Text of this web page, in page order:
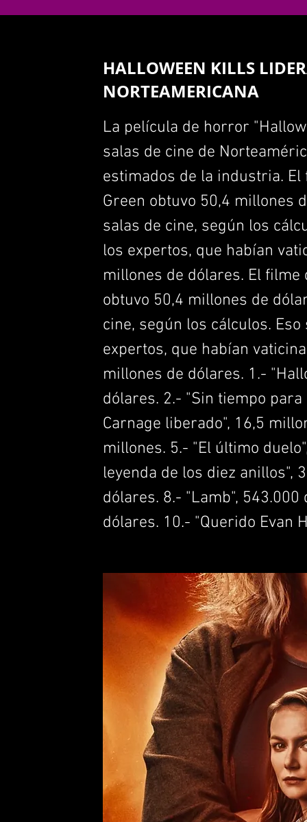
HALLOWEEN KILLS
NORTEAMERICANA
La película de horror
salas de cine de
estimados de la industria.
Green obtuvo 50,4 millones
salas de cine, según los
los expertos, que habían
millones de dólares. El
obtuvo 50,4 millones de
cine, según los cálculos.
expertos, que habían
millones de dólares. 1.-
dólares. 2.- "Sin tiempo
Carnage liberado", 16,5
millones. 5.- "El último
leyenda de los diez anillos",
dólares. 8.- "Lamb", 543.000
dólares. 10.- "Querido Evan